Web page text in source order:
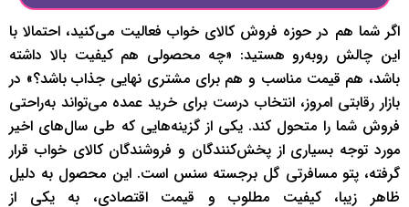
اگر شما هم در حوزه فروش کالای خواب فعالیت می‌کنید، احتمالا با
این چالش روبه‌رو هستید: «چه محصولی هم کیفیت بالا داشته
باشد، هم قیمت مناسب و هم برای مشتری نهایی جذاب باشد؟» در
بازار رقابتی امروز، انتخاب درست برای خرید عمده می‌تواند به‌راحتی
فروش شما را متحول کند. یکی از گزینه‌هایی که طی سال‌های اخیر
مورد توجه بسیاری از پخش‌کنندگان و فروشندگان کالای خواب قرار
گرفته، پتو مسافرتی گل برجسته سنس است. این محصول به دلیل
ظاهر زیبا، کیفیت مطلوب و قیمت اقتصادی، به یکی از